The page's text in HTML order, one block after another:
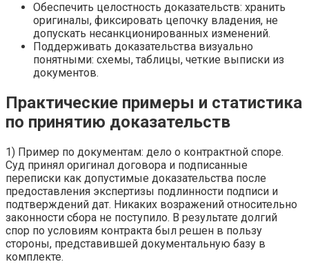
Обеспечить целостность доказательств: хранить
оригиналы, фиксировать цепочку владения, не
допускать несанкционированных изменений.
Поддерживать доказательства визуально
понятными: схемы, таблицы, четкие выписки из
документов.
Практические примеры и статистика
по принятию доказательств
1) Пример по документам: дело о контрактной споре.
Суд принял оригинал договора и подписанные
переписки как допустимые доказательства после
предоставления экспертизы подлинности подписи и
подтверждений дат. Никаких возражений относительно
законности сбора не поступило. В результате долгий
спор по условиям контракта был решен в пользу
стороны, представившей документальную базу в
комплекте.